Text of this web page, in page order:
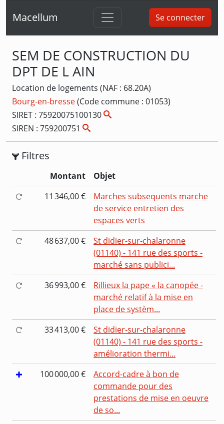
Macellum Se connecter
SEM DE CONSTRUCTION DU
DPT DE L AIN
Location de logements (NAF : 68.20A)
Bourg-en-bresse(Code commune : 01053)
SIRET : 75920075100130
SIREN : 759200751
Filtres
Montant
Objet
11 346,00 €
Marches subsequents marche
de service entretien des
espaces verts
48 637,00 €
St didier-sur-chalaronne
(01140) - 141 rue des sports -
marché sans publici...
36 993,00 €
Rillieux la pape « la canopée -
marché relatif à la mise en
place de systèm...
33 413,00 €
St didier-sur-chalaronne
(01140) - 141 rue des sports -
amélioration thermi...
100 000,00 €
Accord-cadre à bon de
commande pour des
prestations de mise en oeuvre
de so...